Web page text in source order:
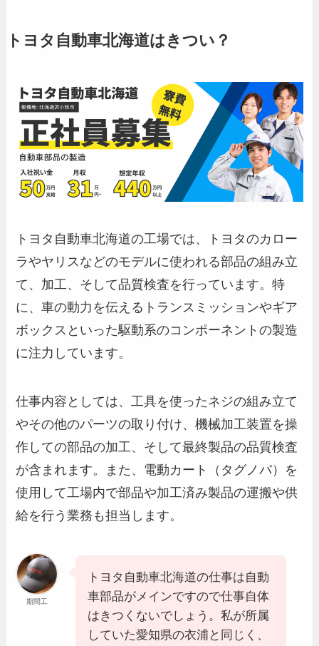
トヨタ自動車北海道はきつい？
トヨタ自動車北海道の工場では、トヨタのカロー
ラやヤリスなどのモデルに使われる部品の組み立
て、加工、そして品質検査を行っています。特
に、車の動力を伝えるトランスミッションやギア
ボックスといった駆動系のコンポーネントの製造
に注力しています。
仕事内容としては、工具を使ったネジの組み立て
やその他のパーツの取り付け、機械加工装置を操
作しての部品の加工、そして最終製品の品質検査
が含まれます。また、電動カート（タグノバ）を
使用して工場内で部品や加工済み製品の運搬や供
給を行う業務も担当します。
期間工
トヨタ自動車北海道の仕事は自動
車部品がメインですので仕事自体
はきつくないでしょう。私が所属
していた愛知県の衣浦と同じく、